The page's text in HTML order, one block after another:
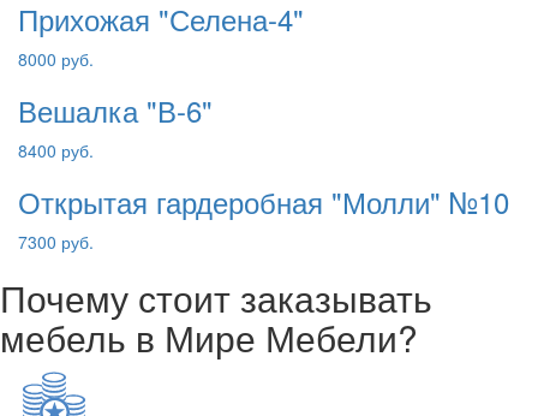
Прихожая "Селена-4"
8000 руб.
Вешалка "В-6"
8400 руб.
Открытая гардеробная "Молли" №10
7300 руб.
Почему стоит заказывать
мебель в Мире Мебели?